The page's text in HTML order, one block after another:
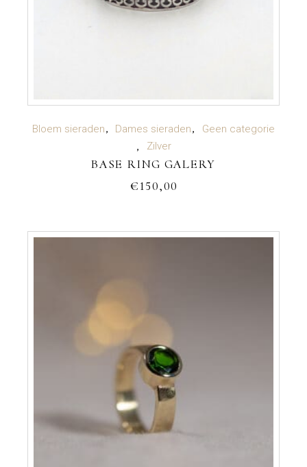
TOEVOEGEN AAN WINKELWAGEN
Bloem sieraden Dames sieraden
Geen categorie
Zilver
BASE RING GALERY
€150,00